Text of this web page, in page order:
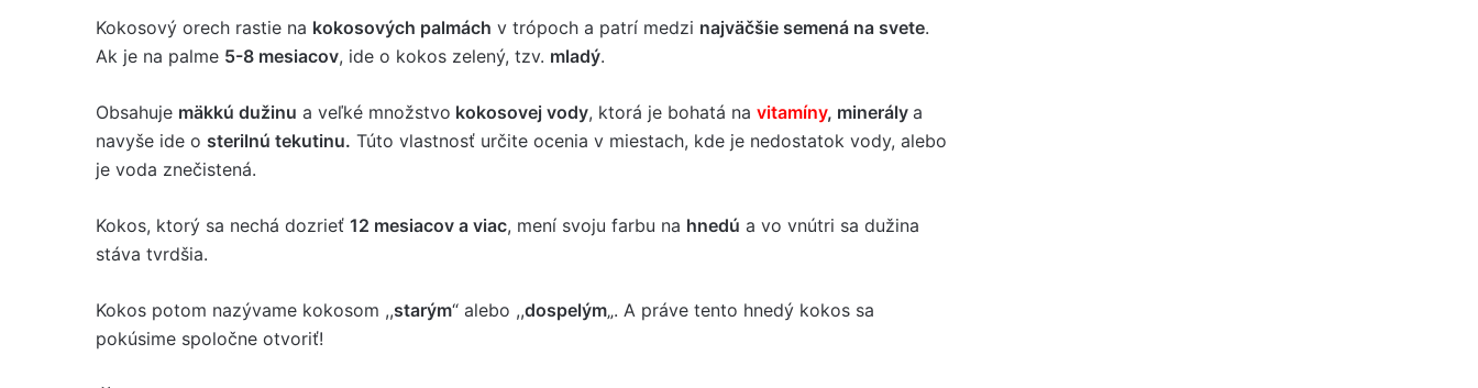
Kokosový orech rastie na kokosových palmách v trópoch a patrí medzi najväčšie semená na svete.
Ak je na palme 5-8 mesiacov, ide o kokos zelený, tzv. mladý.
Obsahuje mäkkú dužinu a veľké množstvo kokosovej vody, ktorá je bohatá na vitamíny, minerály a
navyše ide o sterilnú tekutinu. Túto vlastnosť určite ocenia v miestach, kde je nedostatok vody, alebo
je voda znečistená.
Kokos, ktorý sa nechá dozrieť 12 mesiacov a viac, mení svoju farbu na hnedú a vo vnútri sa dužina
stáva tvrdšia.
Kokos potom nazývame kokosom ,,starým“ alebo ,,dospelým„. A práve tento hnedý kokos sa
pokúsime spoločne otvoriť!